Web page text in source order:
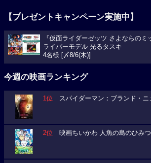
【プレゼントキャンペーン実施中】
『仮面ライダーゼッツ さよならのミ
ライバーモデル 光るタスキ
4名様 [〆8/6(木)]
今週の映画ランキング
1位 スパイダーマン：ブランド・ニ
2位 映画ちいかわ 人魚の島のひみつ